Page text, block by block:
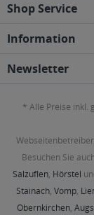
Shop Service
Information
Newsletter
* Alle Preise inkl.
Besuchen Sie
Salzuflen, Hörstel
Stainach, Vomp,
Obernkirchen,